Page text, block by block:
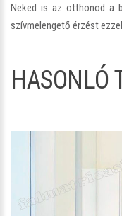
Neked is az otthonod a
szívmelengető érzést
HASONLÓ